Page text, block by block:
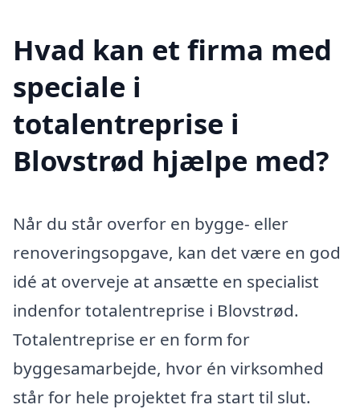
Hvad kan et firma med
speciale i
totalentreprise i
Blovstrød hjælpe med?
Når du står overfor en bygge- eller
renoveringsopgave, kan det være en god
idé at overveje at ansætte en specialist
indenfor totalentreprise i Blovstrød.
Totalentreprise er en form for
byggesamarbejde, hvor én virksomhed
står for hele projektet fra start til slut.